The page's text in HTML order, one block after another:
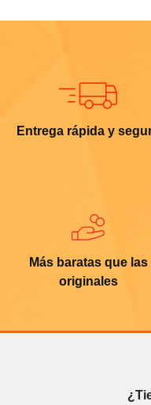
Entrega rápida y
Más baratas que las
originales